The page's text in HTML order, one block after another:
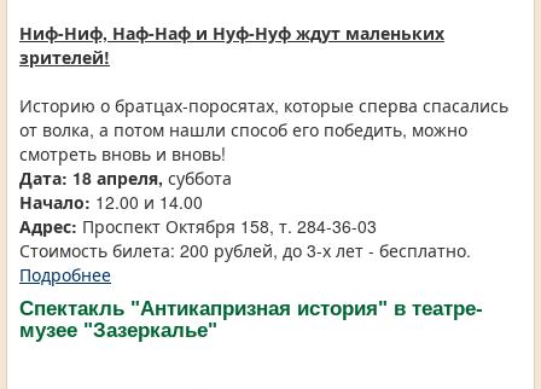
Ниф-Ниф, Наф-Наф и Нуф-Нуф ждут маленьких
зрителей!
Историю о братцах-поросятах, которые сперва спасались
от волка, а потом нашли способ его победить, можно
смотреть вновь и вновь!
Дата: 18 апреля, суббота
Начало: 12.00 и 14.00
Адрес: Проспект Октября 158, т. 284-36-03
Стоимость билета: 200 рублей, до 3-х лет - бесплатно.
Подробнее
Спектакль "Антикапризная история" в театре-
музее "Зазеркалье"